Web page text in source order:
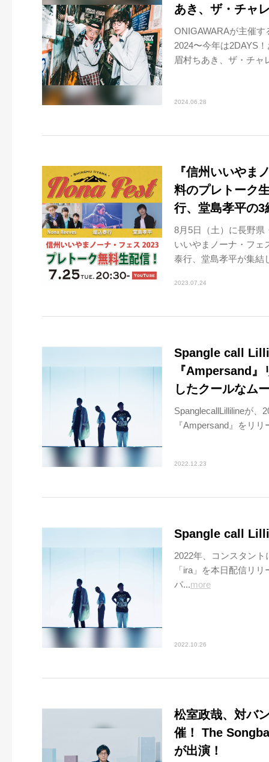
あき、ザ・チャ
ONIGAWARAが主催
2024〜今年は2DAYS
眉村ちあき、ザ・チャ
2024.06.28
『信州いいやま
料のプレトーク
行、堂島孝平の3
8月5日（土）に長野県
いいやまノーナ・フェ
泰行、堂島孝平が集結
2023.07.24
Spangle call Lilli
『Ampersand
したクールなム
SpanglecallLillilineが、
『Ampersand』をリ
2022.12.23
Spangle call Lilli
2022年、コンスタン
「ira」を本日配信リ
パ...more
2022.10.26
松室政哉、対バ
催！ The
が出演！